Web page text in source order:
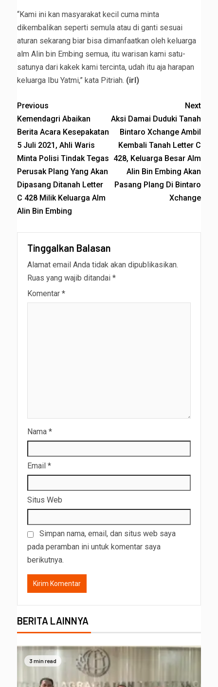
“Kami ini kan masyarakat kecil cuma minta
dikembalikan seperti semula atau di ganti sesuai
aturan sekarang biar bisa dimanfaatkan oleh keluarga
alm Alin bin Embing semua, itu warisan kami satu-
satunya dari kakek kami tercinta, udah itu aja harapan
keluarga Ibu Yatmi,” kata Pitriah. (irl)
Previous
Kemendagri Abaikan
Berita Acara Kesepakatan
5 Juli 2021, Ahli Waris
Minta Polisi Tindak Tegas
Perusak Plang Yang Akan
Dipasang Ditanah Letter
C 428 Milik Keluarga Alm
Alin Bin Embing
Next
Aksi Damai Duduki Tanah
Bintaro Xchange Ambil
Kembali Tanah Letter C
428, Keluarga Besar Alm
Alin Bin Embing Akan
Pasang Plang Di Bintaro
Xchange
Tinggalkan Balasan
Alamat email Anda tidak akan dipublikasikan.
Ruas yang wajib ditandai *
Komentar *
Nama *
Email *
Situs Web
Simpan nama, email, dan situs web saya
pada peramban ini untuk komentar saya
berikutnya.
BERITA LAINNYA
3 min read